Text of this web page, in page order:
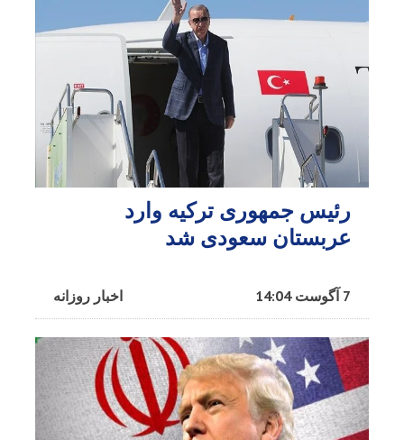
رئیس جمهوری ترکیه وارد
عربستان سعودی شد
اخبار روزانه 7 آگوست 14:04